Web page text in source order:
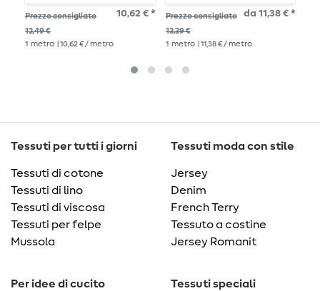
filo
Prezzo consigliato
12,49 €
10,62 € *
1 metro | 10,62 € / metro
struttura ad anello
Prezzo consigliato
13,39 €
da 11,38 € *
1 metro | 11,38 € / metro
Tessuti per tutti i giorni
Tessuti di cotone
Tessuti di lino
Tessuti di viscosa
Tessuti per felpe
Mussola
Tessuti moda con stile
Jersey
Denim
French Terry
Tessuto a costine
Jersey Romanit
Per idee di cucito
Tessuti speciali